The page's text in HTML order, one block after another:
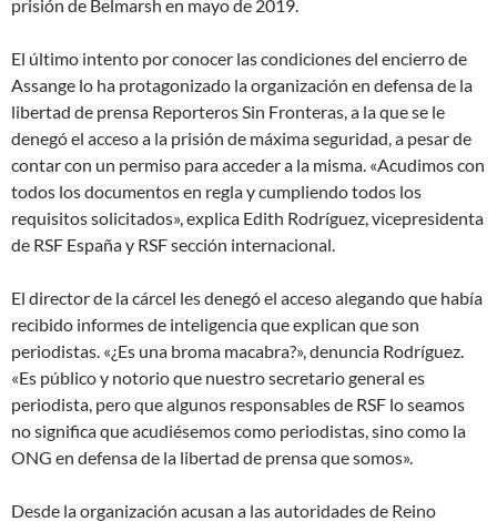
prisión de Belmarsh en mayo de 2019.
El último intento por conocer las condiciones del encierro de
Assange lo ha protagonizado la organización en defensa de la
libertad de prensa Reporteros Sin Fronteras, a la que se le
denegó el acceso a la prisión de máxima seguridad, a pesar de
contar con un permiso para acceder a la misma. «Acudimos con
todos los documentos en regla y cumpliendo todos los
requisitos solicitados», explica Edith Rodríguez, vicepresidenta
de RSF España y RSF sección internacional.
El director de la cárcel les denegó el acceso alegando que había
recibido informes de inteligencia que explican que son
periodistas. «¿Es una broma macabra?», denuncia Rodríguez.
«Es público y notorio que nuestro secretario general es
periodista, pero que algunos responsables de RSF lo seamos
no significa que acudiésemos como periodistas, sino como la
ONG en defensa de la libertad de prensa que somos».
Desde la organización acusan a las autoridades de Reino